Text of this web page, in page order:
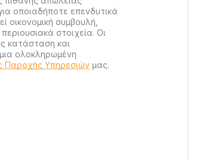
οποιαδήποτε επενδυτικά
συμβουλή,
στοιχεία. Οι
κατάσταση και
ολοκληρωμένη
Παροχής Υπηρεσιών μας.